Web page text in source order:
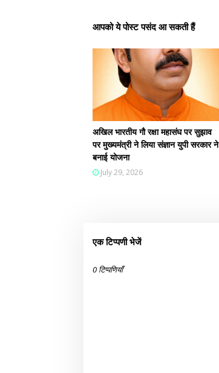
आपको ये पोस्ट पसंद आ सकती हैं
अखिल भारतीय गौ रक्षा महासंघ पर सुझाव
पर मुख्यमंत्री ने लिया संज्ञान युपी सरकार ने
बनाई योजना
July 29, 2026
एक टिप्पणी भेजें
0 टिप्पणियाँ